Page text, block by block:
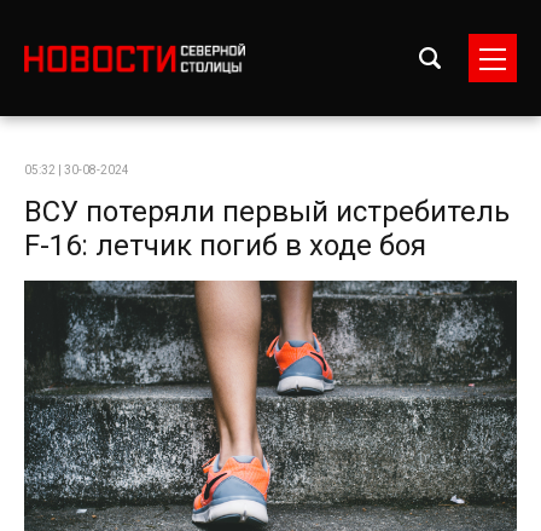
05:32 | 30-08-2024
ВСУ потеряли первый истребитель
F-16: летчик погиб в ходе боя